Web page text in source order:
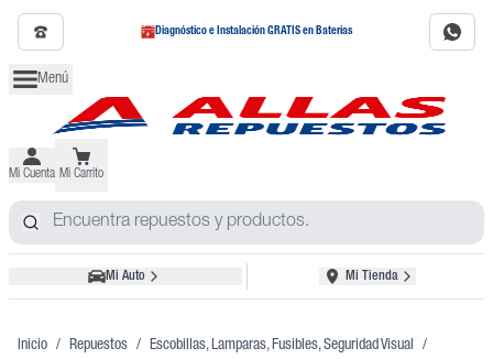
Diagnóstico e Instalación GRATIS en Baterías
Menú
Mi Cuenta Mi Carrito
Mi Auto Mi Tienda
Inicio / Repuestos / Escobillas, Lamparas, Fusibles, Seguridad Visual
/